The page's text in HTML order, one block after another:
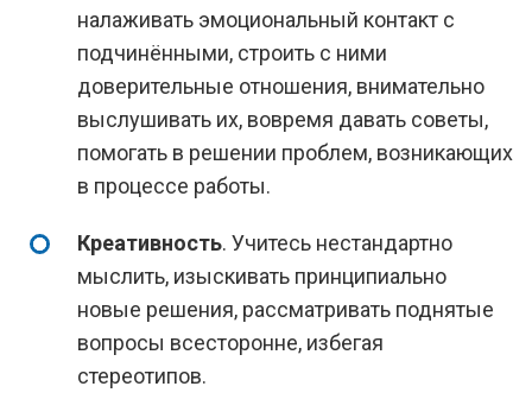
налаживать эмоциональный контакт с
подчинёнными, строить с ними
доверительные отношения, внимательно
выслушивать их, вовремя давать советы,
помогать в решении проблем, возникающих
в процессе работы.
Креативность. Учитесь нестандартно
мыслить, изыскивать принципиально
новые решения, рассматривать поднятые
вопросы всесторонне, избегая
стереотипов.